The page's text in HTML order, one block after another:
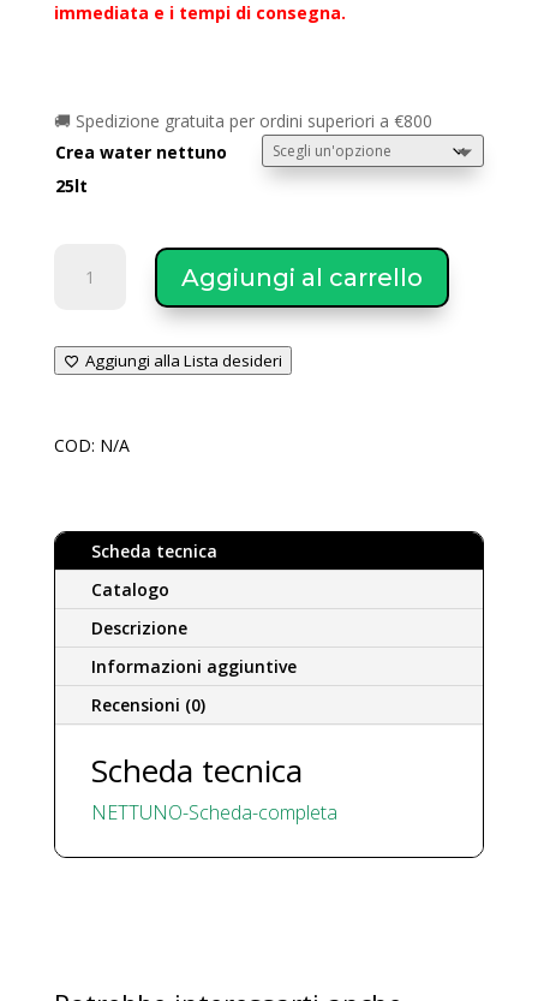
immediata e i tempi di consegna.
🚚 Spedizione gratuita per ordini superiori a €800
Crea water nettuno
25lt
Water
NETTUNO
Litri
Aggiungi al carrello
Aggiungi alla Lista desideri
COD: N/A
Scheda tecnica
Catalogo
Descrizione
Informazioni aggiuntive
Recensioni (0)
Scheda tecnica
NETTUNO-Scheda-completa